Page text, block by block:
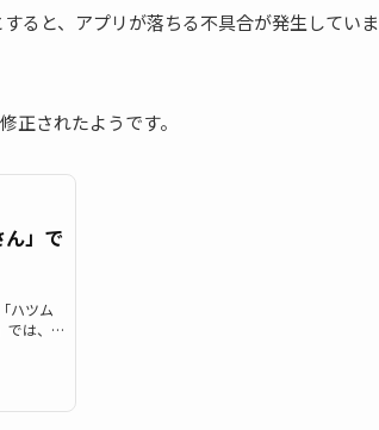
ると、アプリが落ちる不具合が発生していま
正されたようです。
ん」で
ハツム
では、ど
にお詫